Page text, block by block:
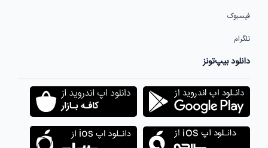
فیسبوک
تلگرام
دانلود بیپ‌تونز